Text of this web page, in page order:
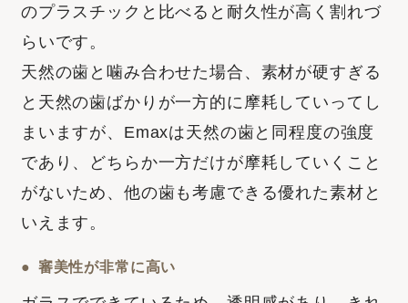
のプラスチックと比べると耐久性が高く割れづ
らいです。
天然の歯と噛み合わせた場合、素材が硬すぎる
と天然の歯ばかりが一方的に摩耗していってし
まいますが、Emaxは天然の歯と同程度の強度
であり、どちらか一方だけが摩耗していくこと
がないため、他の歯も考慮できる優れた素材と
いえます。
審美性が非常に高い